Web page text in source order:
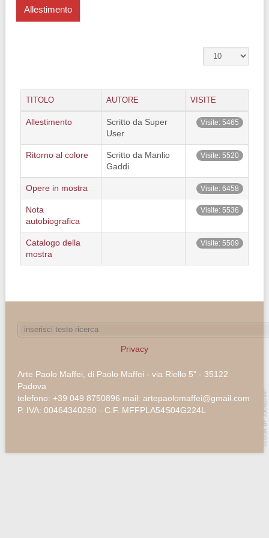
Allestimento
TITOLO AUTORE VISITE
Allestimento
Scritto da Super
User
Visite: 5465
Ritorno al colore
Scritto da Manlio
Gaddi
Visite: 5520
Opere in mostra Visite: 6458
Nota
autobiografica
Visite: 5536
Catalogo della
mostra
Visite: 5509
Privacy
Arte Paolo Maffei, di Paolo Maffei - via Riello 5" - 35122
Padova
telefono: +39 049 8750896 mail: artepaolomaffei@gmail.com
P. IVA: 00464340280 - C.F. MFFPLA54S04G224L